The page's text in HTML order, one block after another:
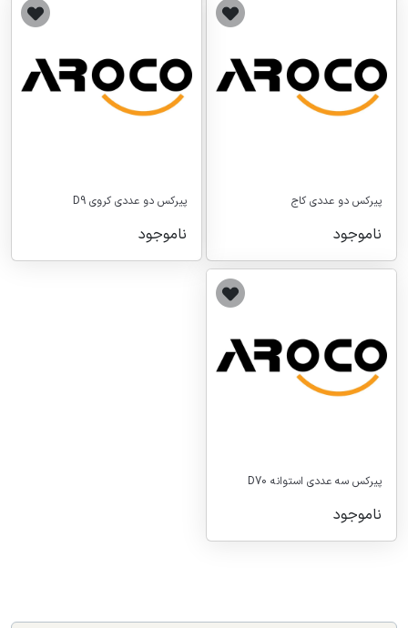
پیرکس دو عددی کاج
ناموجود
پیرکس دو عددی کروی D9
ناموجود
پیرکس سه عددی استوانه D70
ناموجود